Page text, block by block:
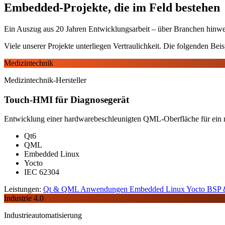
Embedded-Projekte, die im Feld bestehen
Ein Auszug aus 20 Jahren Entwicklungsarbeit – über Branchen
Viele unserer Projekte unterliegen Vertraulichkeit. Die folgenden
Medizintechnik
Medizintechnik-Hersteller
Touch-HMI für Diagnosegerät
Entwicklung einer hardwarebeschleunigten QML-Oberfläche für
Qt6
QML
Embedded Linux
Yocto
IEC 62304
Leistungen: Qt & QML Anwendungen Embedded LinuxYocto BSP
Industrie 4.0
Industrieautomatisierung